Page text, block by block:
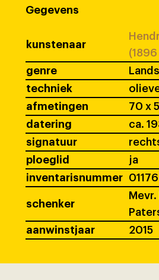
Gegevens
kunstenaar
(1896
genre
techniek
afmetingen
70 x
datering
ca.
signatuur
ploeglid
ja
inventarisnummer
01176
schenker
aanwinstjaar
2015